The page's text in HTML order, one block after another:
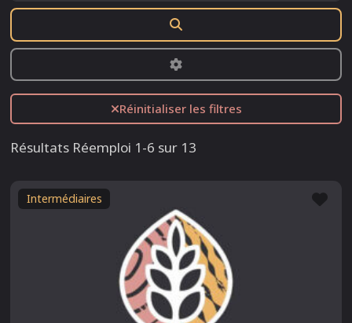
Advanced Filters
Réinitialiser les filtres
Résultats Réemploi 1-6 sur 13
Intermédiaires